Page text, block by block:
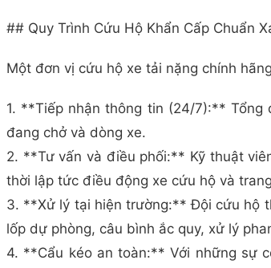
## Quy Trình Cứu Hộ Khẩn Cấp Chuẩn
Một đơn vị cứu hộ xe tải nặng chính
1. **Tiếp nhận thông tin (24/7):**
đang chở và dòng xe.
2. **Tư vấn và điều phối:** Kỹ thuật
thời lập tức điều động xe cứu hộ và
3. **Xử lý tại hiện trường:** Đội cứu hộ
lốp dự phòng, câu bình ắc quy, xử lý
4. **Cẩu kéo an toàn:** Với những sự